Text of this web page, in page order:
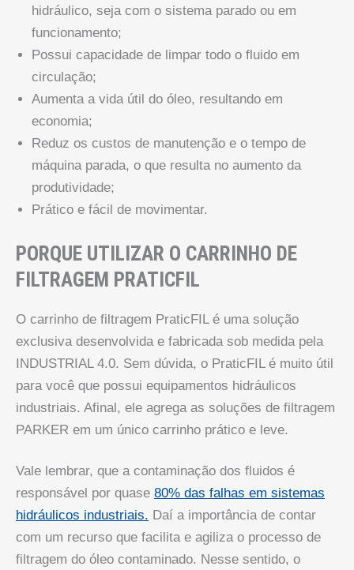
hidráulico, seja com o sistema parado ou em
funcionamento;
Possui capacidade de limpar todo o fluido em
circulação;
Aumenta a vida útil do óleo, resultando em
economia;
Reduz os custos de manutenção e o tempo de
máquina parada, o que resulta no aumento da
produtividade;
Prático e fácil de movimentar.
PORQUE UTILIZAR O CARRINHO DE
FILTRAGEM PRATICFIL
O carrinho de filtragem PraticFIL é uma solução
exclusiva desenvolvida e fabricada sob medida pela
INDUSTRIAL 4.0. Sem dúvida, o PraticFIL é muito útil
para você que possui equipamentos hidráulicos
industriais. Afinal, ele agrega as soluções de filtragem
PARKER em um único carrinho prático e leve.
Vale lembrar, que a contaminação dos fluidos é
responsável por quase 80% das falhas em sistemas
hidráulicos industriais. Daí a importância de contar
com um recurso que facilita e agiliza o processo de
filtragem do óleo contaminado. Nesse sentido, o